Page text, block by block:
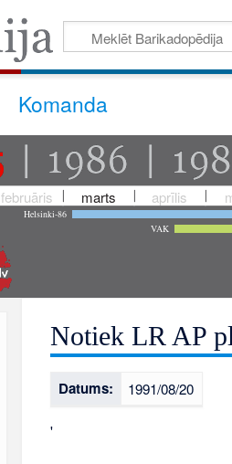
Komanda
februāris marts aprīlis
Helsinki-86
VAK
Notiek LR AP
Datums: 1991/08/20
'